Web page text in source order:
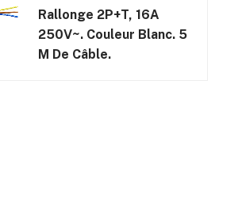
Rallonge 2P+T, 16A
250V~. Couleur Blanc. 5
M De Câble.